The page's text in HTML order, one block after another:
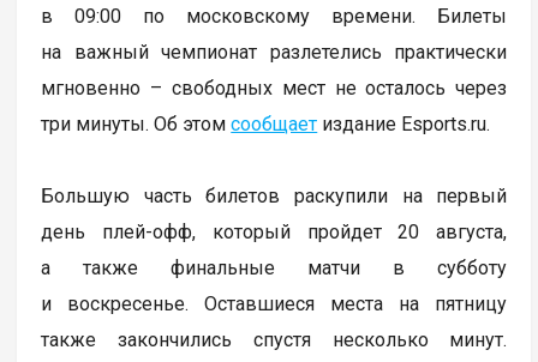
в 09:00 по московскому времени. Билеты
на важный чемпионат разлетелись практически
мгновенно – свободных мест не осталось через
три минуты. Об этомсообщает издание Esports.ru.
Большую часть билетов раскупили на первый
день плей-офф, который пройдет 20 августа,
а также финальные матчи в субботу
и воскресенье. Оставшиеся места на пятницу
также закончились спустя несколько минут.